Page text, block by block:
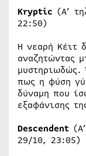
Kryptic (Α’
22:50)
Η νεαρή Κέιτ
αναζητώντας
μυστηριωδώς.
πως η φύση
δύναμη που
εξαφάνισης
Descendent
29/10, 23:05)